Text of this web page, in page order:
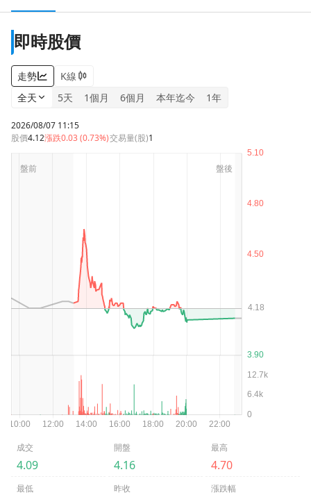
即時股價
走勢
K線
全天
5天 1個月 6個月 本年迄今 1年
2026/08/07 11:15
股價4.12漲跌0.03 (0.73%)交易量(股)1
成交
4.09
開盤
4.16
最高
4.70
最低 昨收 漲跌幅